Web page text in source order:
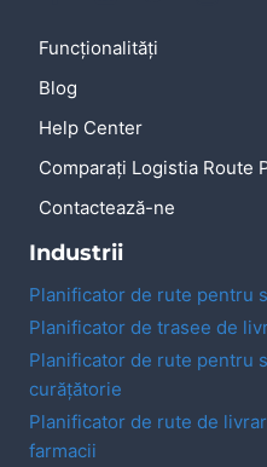
Funcționalități
Blog
Help Center
Comparați Logistia Route
Contactează-ne
Industrii
Planificator de rute pentru
Planificator de trasee de
Planificator de rute pentru
curățătorie
Planificator de rute de
farmacii